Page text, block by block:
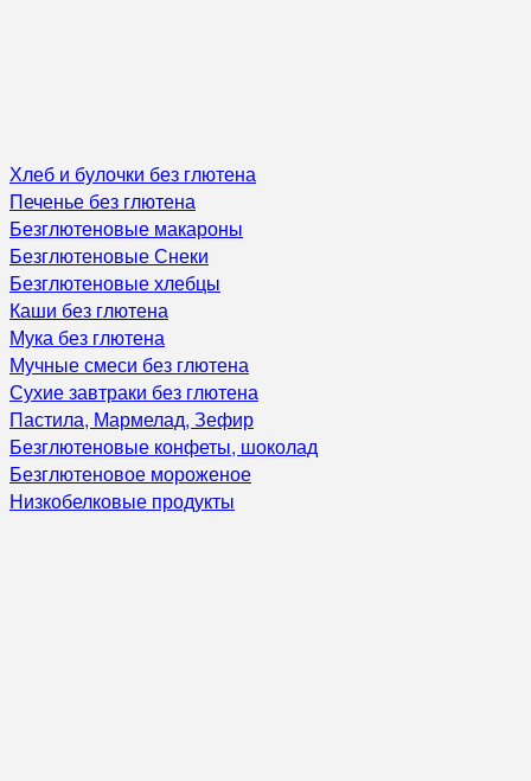
Хлеб и булочки без глютена
Печенье без глютена
Безглютеновые макароны
Безглютеновые Снеки
Безглютеновые хлебцы
Каши без глютена
Мука без глютена
Мучные смеси без глютена
Сухие завтраки без глютена
Пастила, Мармелад, Зефир
Безглютеновые конфеты, шоколад
Безглютеновое мороженое
Низкобелковые продукты